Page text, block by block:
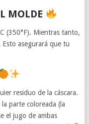
MOLDE
(350°F). Mientras tanto,
asegurará que tu
residuo de la cáscara.
parte coloreada (la
el jugo de ambas